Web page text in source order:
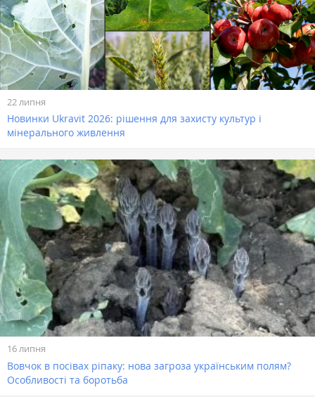
22 липня
Новинки Ukravit 2026: рішення для захисту культур і
мінерального живлення
16 липня
Вовчок в посівах ріпаку: нова загроза українським полям?
Особливості та боротьба